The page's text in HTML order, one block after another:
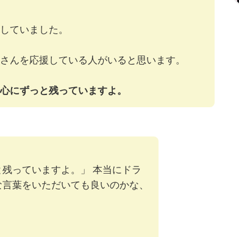
ていました。
んを応援している人がいると思います。
にずっと残っていますよ。
っていますよ。」 本当にドラ
葉をいただいても良いのかな、